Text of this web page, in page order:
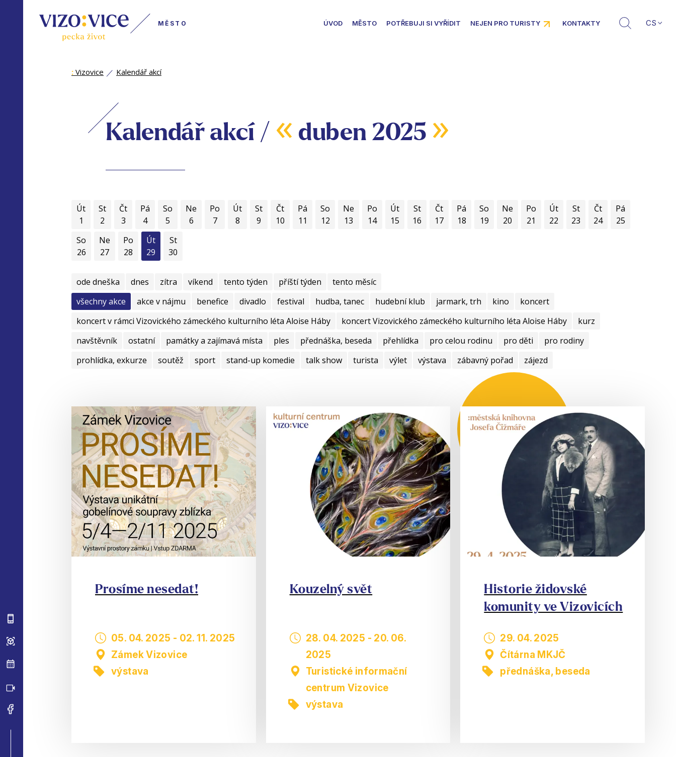
MĚSTO ÚVOD MĚSTO POTŘEBUJI SI VYŘÍDIT NEJEN PRO TURISTY KONTAKTY CS
: Vizovice Kalendář akcí
Kalendář akcí / « duben 2025 »
Út
1
St
2
Čt
3
Pá
4
So
5
Ne
6
Po
7
Út
8
St
9
Čt
10
Pá
11
So
12
Ne
13
Po
14
Út
15
St
16
Čt
17
Pá
18
So
19
Ne
20
Po
21
Út
22
St
23
Čt
24
Pá
25
So
26
Ne
27
Po
28
Út
29
St
30
ode dneška dnes zítra víkend tento týden příští týden
tento měsíc
všechny akce
akce v nájmu benefice divadlo festival hudba, tanec hudební klub jarmark, trh kino
koncert
koncert v rámci Vizovického zámeckého kulturního léta Aloise Háby
koncert Vizovického zámeckého kulturního léta Aloise Háby
kurz
navštěvník
ostatní památky a zajímavá místa ples přednáška, beseda přehlídka pro celou rodinu pro děti
pro rodiny
prohlídka, exkurze
soutěž sport stand-up komedie talk show turista výlet výstava zábavný pořad zájezd
Prosíme nesedat!
05. 04. 2025 - 02. 11. 2025
Zámek Vizovice
výstava
Kouzelný svět
28. 04. 2025 - 20. 06.
2025
Turistické informační
centrum Vizovice
výstava
Historie židovské
komunity ve Vizovicích
29. 04. 2025
Čítárna MKJČ
přednáška, beseda